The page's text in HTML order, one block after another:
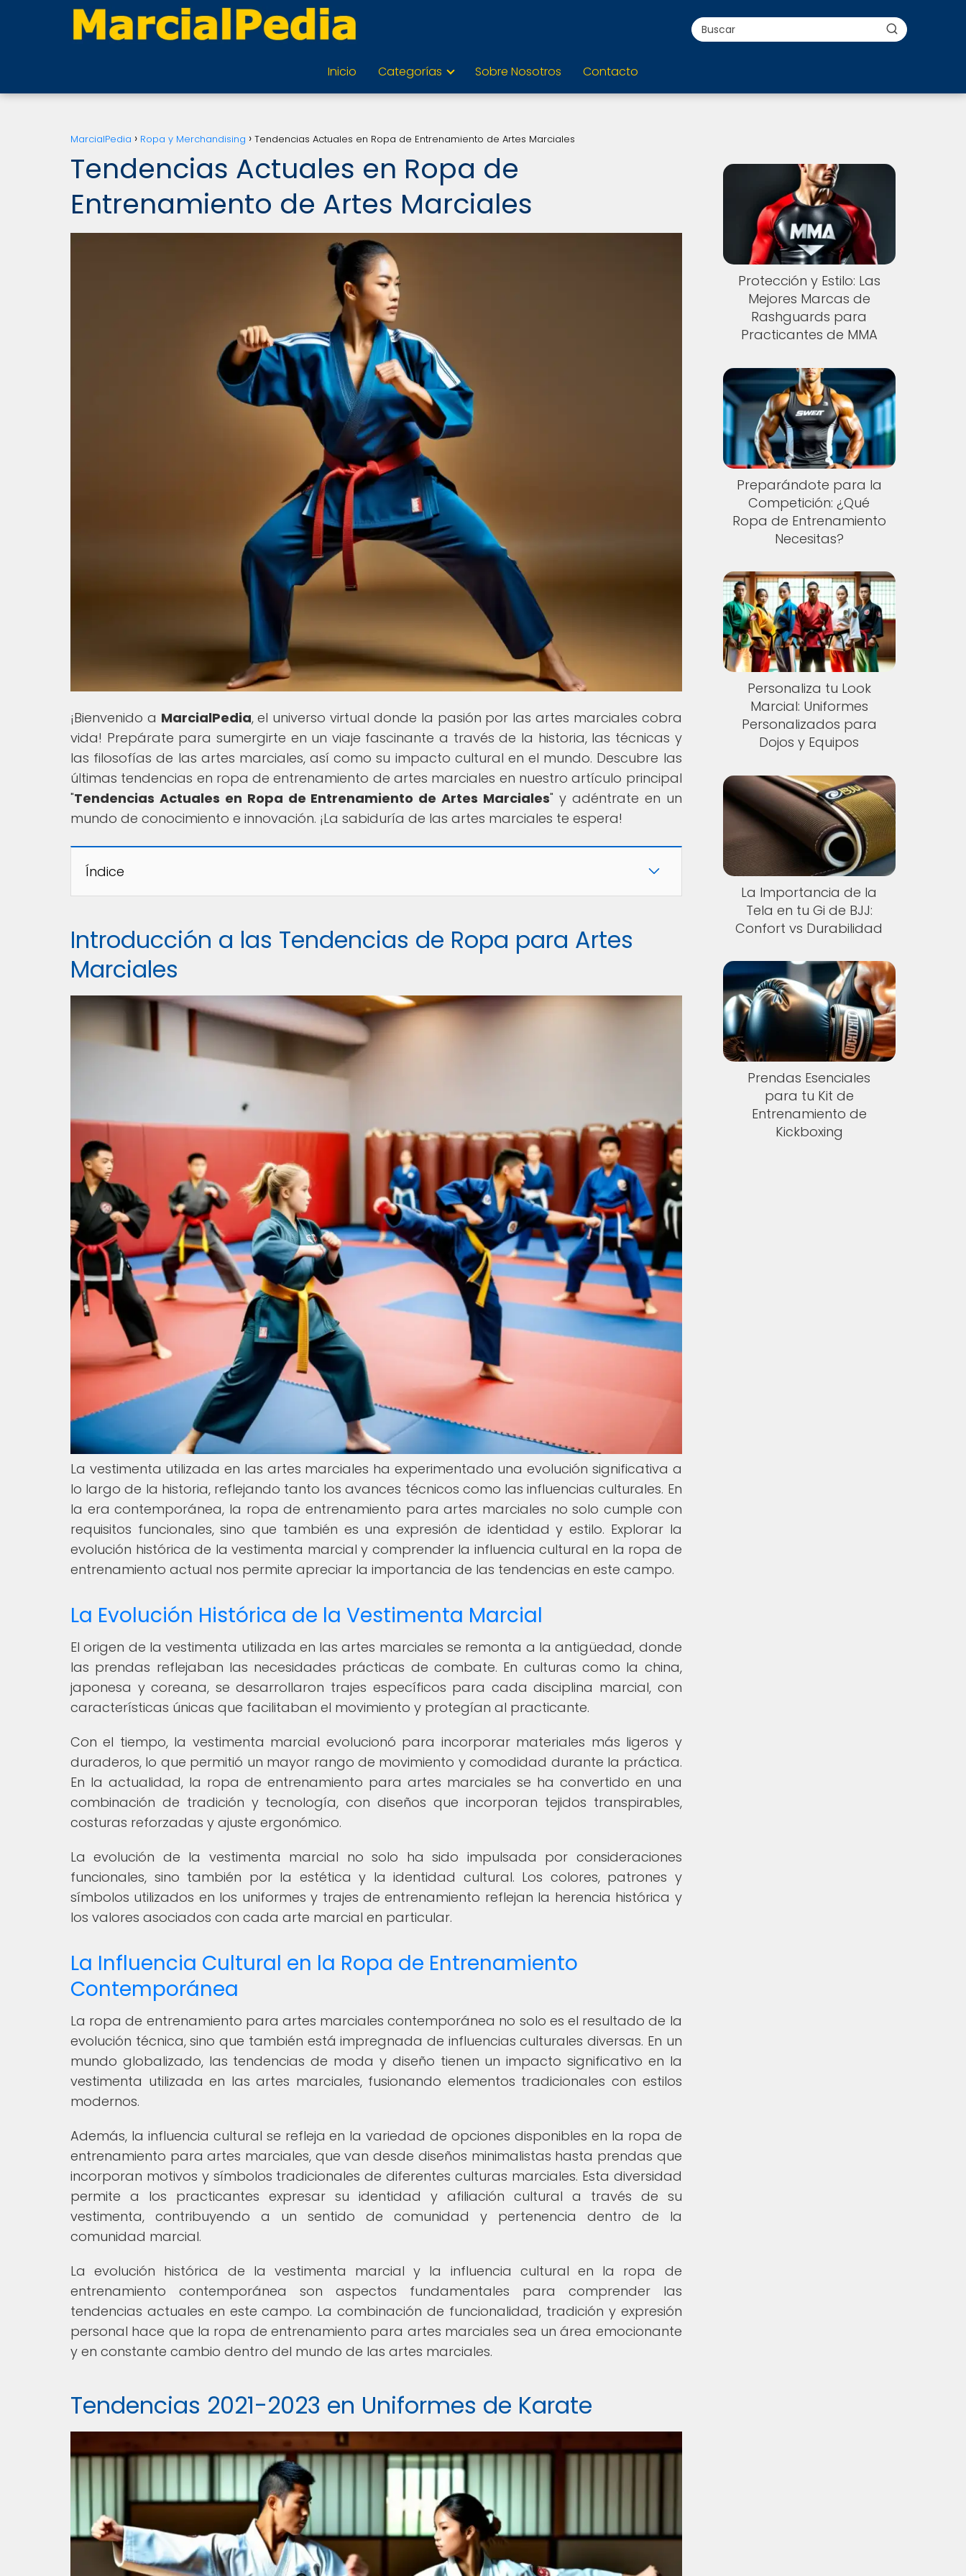
Inicio Categorías Sobre Nosotros Contacto
MarcialPedia Ropa y Merchandising Tendencias Actuales en Ropa de Entrenamiento de Artes Marciales
Tendencias Actuales en Ropa de
Entrenamiento de Artes Marciales
¡Bienvenido a MarcialPedia, el universo virtual donde la pasión por las artes marciales cobra
vida! Prepárate para sumergirte en un viaje fascinante a través de la historia, las técnicas y
las filosofías de las artes marciales, así como su impacto cultural en el mundo. Descubre las
últimas tendencias en ropa de entrenamiento de artes marciales en nuestro artículo principal
"Tendencias Actuales en Ropa de Entrenamiento de Artes Marciales" y adéntrate en un
mundo de conocimiento e innovación. ¡La sabiduría de las artes marciales te espera!
Índice
Introducción a las Tendencias de Ropa para Artes
Marciales
La vestimenta utilizada en las artes marciales ha experimentado una evolución significativa a
lo largo de la historia, reflejando tanto los avances técnicos como las influencias culturales. En
la era contemporánea, la ropa de entrenamiento para artes marciales no solo cumple con
requisitos funcionales, sino que también es una expresión de identidad y estilo. Explorar la
evolución histórica de la vestimenta marcial y comprender la influencia cultural en la ropa de
entrenamiento actual nos permite apreciar la importancia de las tendencias en este campo.
La Evolución Histórica de la Vestimenta Marcial
El origen de la vestimenta utilizada en las artes marciales se remonta a la antigüedad, donde
las prendas reflejaban las necesidades prácticas de combate. En culturas como la china,
japonesa y coreana, se desarrollaron trajes específicos para cada disciplina marcial, con
características únicas que facilitaban el movimiento y protegían al practicante.
Con el tiempo, la vestimenta marcial evolucionó para incorporar materiales más ligeros y
duraderos, lo que permitió un mayor rango de movimiento y comodidad durante la práctica.
En la actualidad, la ropa de entrenamiento para artes marciales se ha convertido en una
combinación de tradición y tecnología, con diseños que incorporan tejidos transpirables,
costuras reforzadas y ajuste ergonómico.
La evolución de la vestimenta marcial no solo ha sido impulsada por consideraciones
funcionales, sino también por la estética y la identidad cultural. Los colores, patrones y
símbolos utilizados en los uniformes y trajes de entrenamiento reflejan la herencia histórica y
los valores asociados con cada arte marcial en particular.
La Influencia Cultural en la Ropa de Entrenamiento
Contemporánea
La ropa de entrenamiento para artes marciales contemporánea no solo es el resultado de la
evolución técnica, sino que también está impregnada de influencias culturales diversas. En un
mundo globalizado, las tendencias de moda y diseño tienen un impacto significativo en la
vestimenta utilizada en las artes marciales, fusionando elementos tradicionales con estilos
modernos.
Además, la influencia cultural se refleja en la variedad de opciones disponibles en la ropa de
entrenamiento para artes marciales, que van desde diseños minimalistas hasta prendas que
incorporan motivos y símbolos tradicionales de diferentes culturas marciales. Esta diversidad
permite a los practicantes expresar su identidad y afiliación cultural a través de su
vestimenta, contribuyendo a un sentido de comunidad y pertenencia dentro de la
comunidad marcial.
La evolución histórica de la vestimenta marcial y la influencia cultural en la ropa de
entrenamiento contemporánea son aspectos fundamentales para comprender las
tendencias actuales en este campo. La combinación de funcionalidad, tradición y expresión
personal hace que la ropa de entrenamiento para artes marciales sea un área emocionante
y en constante cambio dentro del mundo de las artes marciales.
Tendencias 2021-2023 en Uniformes de Karate
Protección y Estilo: Las
Mejores Marcas de
Rashguards para
Practicantes de MMA
Preparándote para la
Competición: ¿Qué
Ropa de Entrenamiento
Necesitas?
Personaliza tu Look
Marcial: Uniformes
Personalizados para
Dojos y Equipos
La Importancia de la
Tela en tu Gi de BJJ:
Confort vs Durabilidad
Prendas Esenciales
para tu Kit de
Entrenamiento de
Kickboxing